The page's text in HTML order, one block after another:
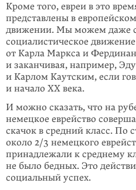
Кроме того, евреи в это
представлены в
движении. Мы можем даже
социалистическое
от Карла Маркса и
и заканчивая, например,
и Карлом Каутским, если
и начало ХХ века.
И можно сказать, что на
немецкое еврейство
скачок в средний класс. По
около 2/3 немецкого
принадлежали к среднему
не было бедных. Это
социальный успех.